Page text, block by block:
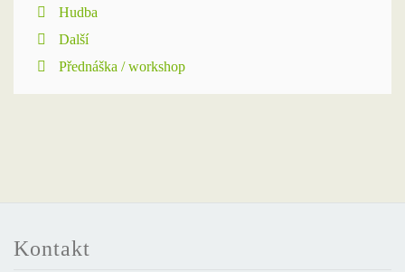
Hudba
Další
Přednáška / workshop
Kontakt